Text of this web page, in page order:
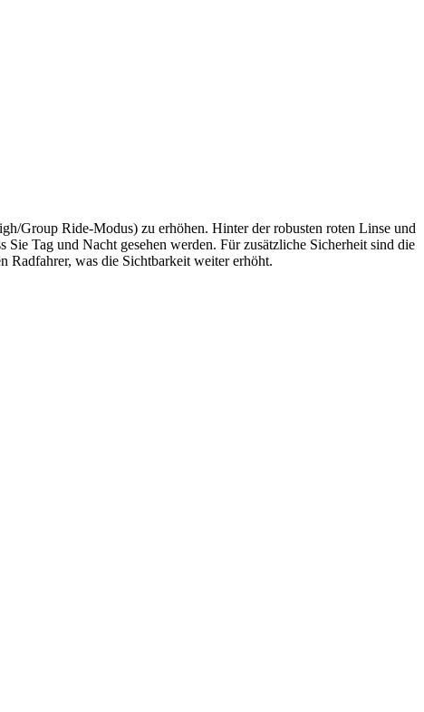
Group Ride-Modus) zu erhöhen. Hinter der robusten roten Linse und
Tag und Nacht gesehen werden. Für zusätzliche Sicherheit sind die
Radfahrer, was die Sichtbarkeit weiter erhöht.